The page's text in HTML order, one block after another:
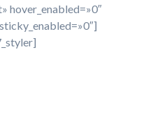
hover_enabled=»0″